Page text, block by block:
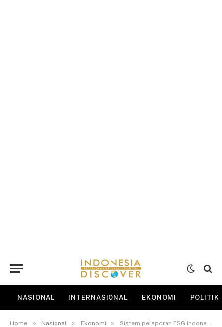
NASIONAL INTERNASIONAL EKONOMI POLITIK
Home » Nasional » Ekonomi » Sistem pelaporan ESG Indonesia meningkat, tetapi masih tertinggal dari negara lain